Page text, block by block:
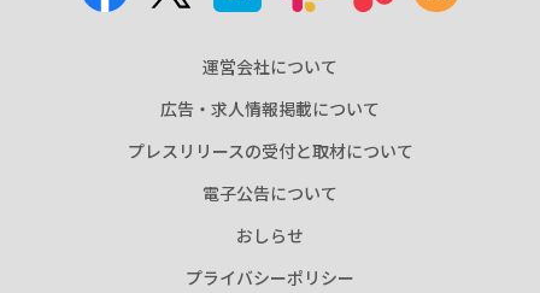
運営会社について
広告・求人情報掲載について
プレスリリースの受付と取材について
電子公告について
おしらせ
プライバシーポリシー